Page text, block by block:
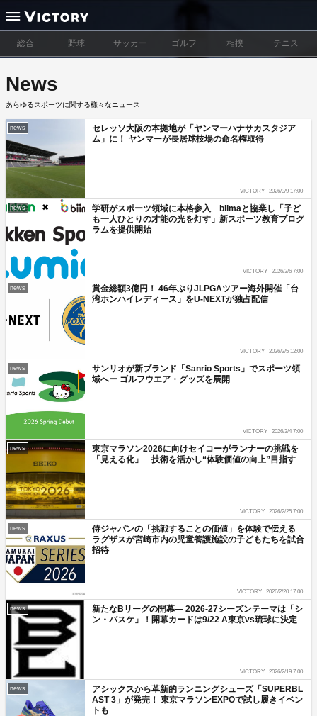
総合 野球 サッカー ゴルフ 相撲 テニス
News
あらゆるスポーツに関する様々なニュース
news
セレッソ大阪の本拠地が「ヤンマーハナサカスタジア
ム」に！ ヤンマーが長居球技場の命名権取得
VICTORY 2026/3/9 17:00
news
学研がスポーツ領域に本格参入 biimaと協業し「子ど
も一人ひとりの才能の光を灯す」新スポーツ教育プログ
ラムを提供開始
VICTORY 2026/3/6 7:00
news
賞金総額3億円！ 46年ぶりJLPGAツアー海外開催「台
湾ホンハイレディース」をU-NEXTが独占配信
VICTORY 2026/3/5 12:00
news
サンリオが新ブランド「Sanrio Sports」でスポーツ領
域へー ゴルフウエア・グッズを展開
VICTORY 2026/3/4 7:00
news
東京マラソン2026に向けセイコーがランナーの挑戦を
「見える化」 技術を活かし“体験価値の向上”目指す
VICTORY 2026/2/25 7:00
news
侍ジャパンの「挑戦することの価値」を体験で伝える
ラグザスが宮崎市内の児童養護施設の子どもたちを試合
招待
VICTORY 2026/2/20 17:00
news
新たなBリーグの開幕― 2026-27シーズンテーマは「シ
ン・バスケ」！開幕カードは9/22 A東京vs琉球に決定
VICTORY 2026/2/19 7:00
news
アシックスから革新的ランニングシューズ「SUPERBL
AST 3」が発売！ 東京マラソンEXPOで試し履きイベン
トも